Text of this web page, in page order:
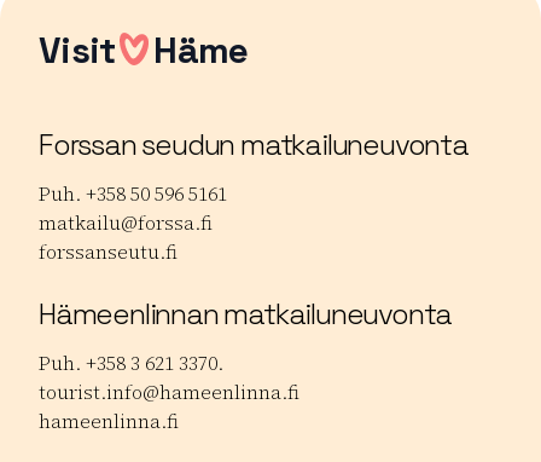
Visit Häme
Forssan seudun matkailuneuvonta
Puh. +358 50 596 5161
matkailu@forssa.fi
forssanseutu.fi
Hämeenlinnan matkailuneuvonta
Puh. +358 3 621 3370.
tourist.info@hameenlinna.fi
hameenlinna.fi